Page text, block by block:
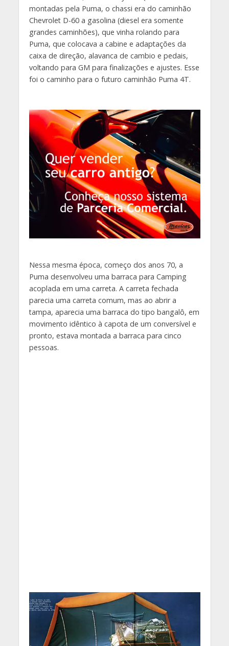
montadas pela Puma, o chassi era do caminhão
Chevrolet D-60 a gasolina (diesel era somente
grandes caminhões), que vinha rolando para
Puma, que colocava a cabine e adaptações da
caixa de direção, alavanca de cambio e pedais,
voltando para GM para finalizações e ajustes. Esse
foi o caminho para o futuro caminhão Puma 4T.
Nessa mesma época, começo dos anos 70, a
Puma desenvolveu uma barraca para Camping
acoplada em uma carreta. A carreta fechada
parecia uma carreta comum, mas ao abrir a
tampa, aparecia uma barraca do tipo bangalô, em
movimento idêntico à capota de um conversível e
pronto, estava montada a barraca para cinco
pessoas.